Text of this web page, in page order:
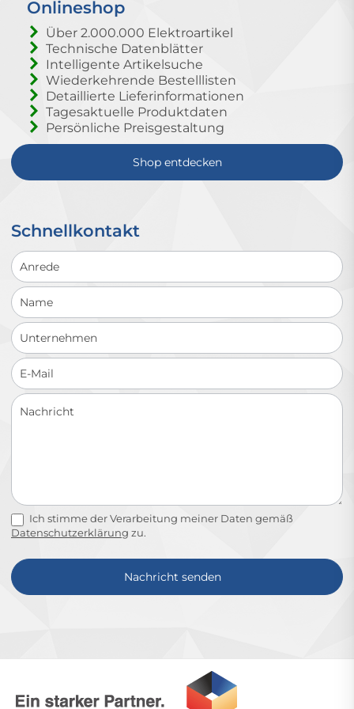
Onlineshop
Über 2.000.000 Elektroartikel
Technische Datenblätter
Intelligente Artikelsuche
Wiederkehrende Bestelllisten
Detaillierte Lieferinformationen
Tagesaktuelle Produktdaten
Persönliche Preisgestaltung
Shop entdecken
Schnellkontakt
Schnellkontakt
Ich stimme der Verarbeitung meiner Daten gemäß
Datenschutzerklärung zu.
Nachricht senden